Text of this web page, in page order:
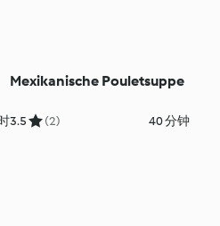
Mexikanische Pouletsuppe
3.5 (2) 40 分钟